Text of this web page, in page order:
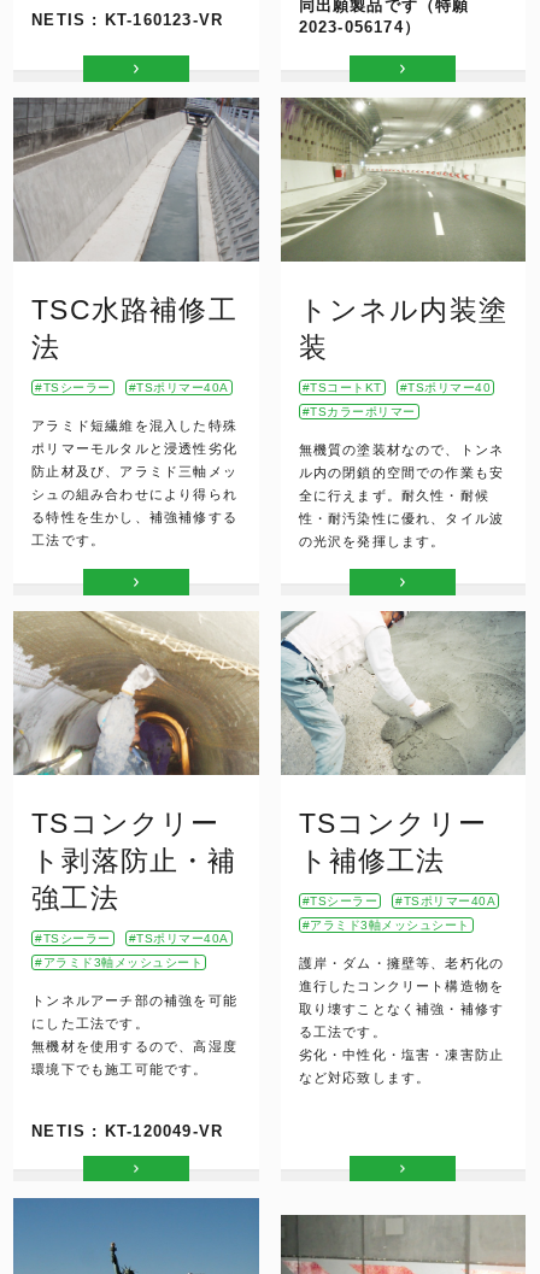
NETIS : KT-160123-VR
同出願製品です（特願
2023-056174）
TSC水路補修工
法
TSシーラー TSポリマー40A
アラミド短繊維を混入した特殊
ポリマーモルタルと浸透性劣化
防止材及び、アラミド三軸メッ
シュの組み合わせにより得られ
る特性を生かし、補強補修する
工法です。
トンネル内装塗
装
TSコートKT
TSポリマー40
TSカラーポリマー
無機質の塗装材なので、トンネ
ル内の閉鎖的空間での作業も安
全に行えまず。耐久性・耐候
性・耐汚染性に優れ、タイル波
の光沢を発揮します。
TSコンクリー
ト剥落防止・補
強工法
TSシーラー
TSポリマー40A
アラミド3軸メッシュシート
トンネルアーチ部の補強を可能
にした工法です。
無機材を使用するので、高湿度
環境下でも施工可能です。
NETIS : KT-120049-VR
TSコンクリー
ト補修工法
TSシーラー
TSポリマー40A
アラミド3軸メッシュシート
護岸・ダム・擁壁等、老朽化の
進行したコンクリート構造物を
取り壊すことなく補強・補修す
る工法です。
劣化・中性化・塩害・凍害防止
など対応致します。